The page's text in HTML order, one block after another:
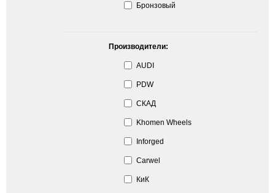
Бронзовый
Производители:
AUDI
PDW
СКАД
Khomen Wheels
Inforged
Carwel
КиК